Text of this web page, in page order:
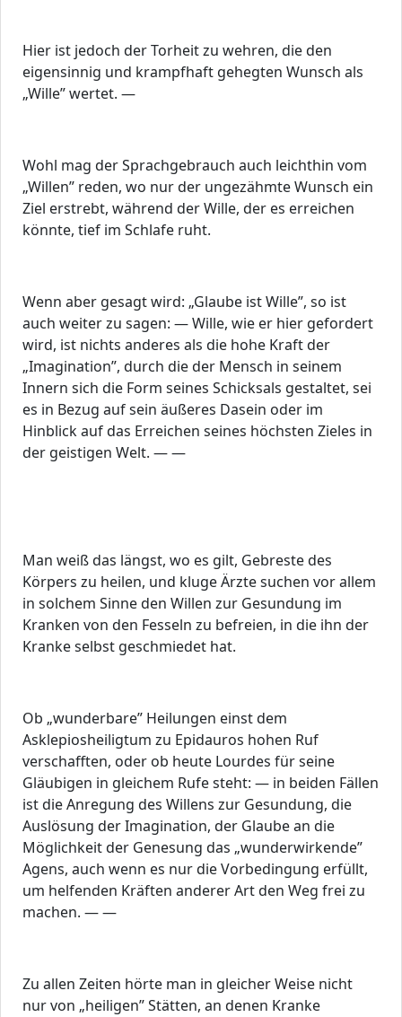
Hier ist jedoch der Torheit zu wehren, die den
eigensinnig und krampfhaft gehegten Wunsch als
„Wille” wertet. —
Wohl mag der Sprachgebrauch auch leichthin vom
„Willen” reden, wo nur der ungezähmte Wunsch ein
Ziel erstrebt, während der Wille, der es erreichen
könnte, tief im Schlafe ruht.
Wenn aber gesagt wird: „Glaube ist Wille”, so ist
auch weiter zu sagen: — Wille, wie er hier gefordert
wird, ist nichts anderes als die hohe Kraft der
„Imagination”, durch die der Mensch in seinem
Innern sich die Form seines Schicksals gestaltet, sei
es in Bezug auf sein äußeres Dasein oder im
Hinblick auf das Erreichen seines höchsten Zieles in
der geistigen Welt. — —
Man weiß das längst, wo es gilt, Gebreste des
Körpers zu heilen, und kluge Ärzte suchen vor allem
in solchem Sinne den Willen zur Gesundung im
Kranken von den Fesseln zu befreien, in die ihn der
Kranke selbst geschmiedet hat.
Ob „wunderbare” Heilungen einst dem
Asklepiosheiligtum zu Epidauros hohen Ruf
verschafften, oder ob heute Lourdes für seine
Gläubigen in gleichem Rufe steht: — in beiden Fällen
ist die Anregung des Willens zur Gesundung, die
Auslösung der Imagination, der Glaube an die
Möglichkeit der Genesung das „wunderwirkende”
Agens, auch wenn es nur die Vorbedingung erfüllt,
um helfenden Kräften anderer Art den Weg frei zu
machen. — —
Zu allen Zeiten hörte man in gleicher Weise nicht
nur von „heiligen” Stätten, an denen Kranke